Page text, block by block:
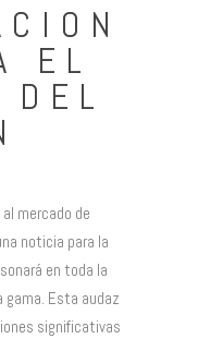
EL
DEL
mercado de
noticia para la
en toda la
Esta audaz
significativas